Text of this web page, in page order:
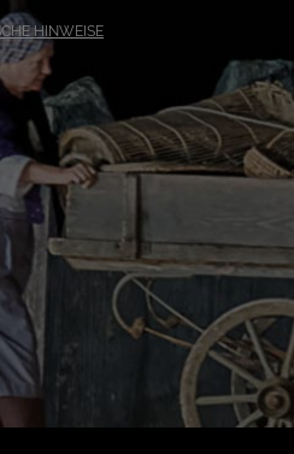
HINWEISE